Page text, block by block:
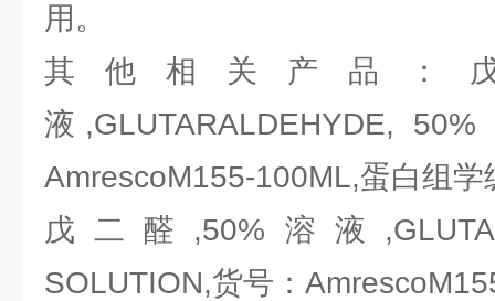
用。
其他相关产品：
液,GLUTARALDEHYDE,
AmrescoM155-100ML,蛋白组学
戊二醛,50%溶液
SOLUTION,货号：